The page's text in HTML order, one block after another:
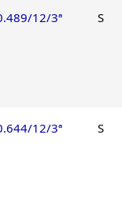
12/3ª S
12/3ª S